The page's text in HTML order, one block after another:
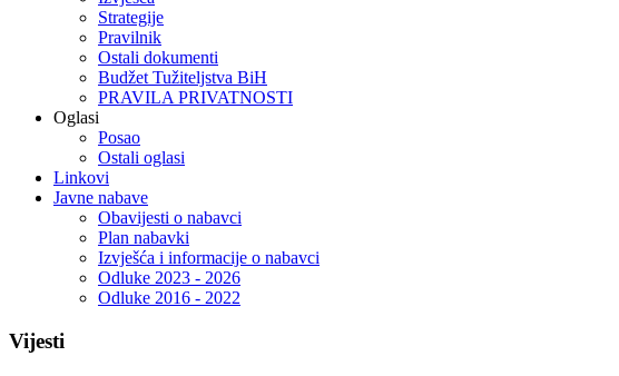
Strategije
Pravilnik
Ostali dokumenti
Budžet Tužiteljstva BiH
PRAVILA PRIVATNOSTI
Oglasi
Posao
Ostali oglasi
Linkovi
Javne nabave
Obavijesti o nabavci
Plan nabavki
Izvješća i informacije o nabavci
Odluke 2023 - 2026
Odluke 2016 - 2022
Vijesti